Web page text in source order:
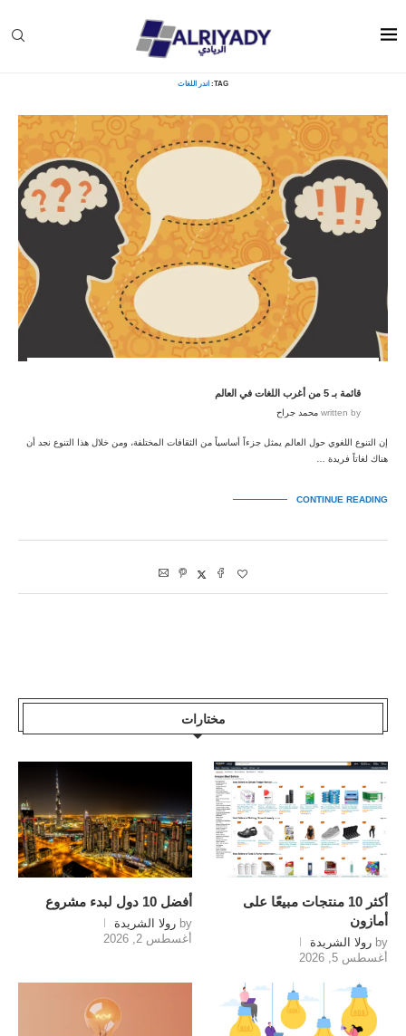
TAG: اندر اللغات
قائمة بـ 5 من أغرب اللغات في العالم
written by محمد جراح
إن التنوع اللغوي حول العالم يمثل جزءاً أساسياً من الثقافات المختلفة، ومن خلال هذا التنوع نجد أن
هناك لغاتاً فريدة …
CONTINUE READING
مختارات
أكثر 10 منتجات مبيعًا على
أمازون
by رولا الشريدة
أغسطس 5, 2026
أفضل 10 دول لبدء مشروع
by رولا الشريدة
أغسطس 2, 2026